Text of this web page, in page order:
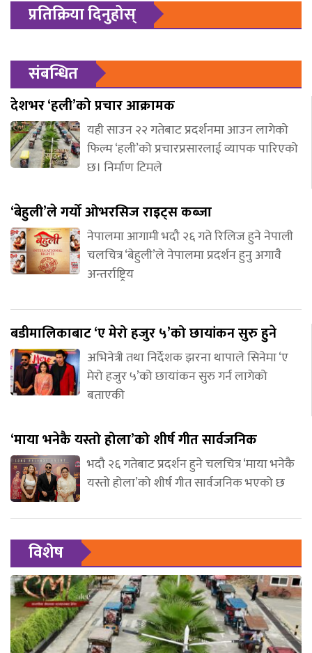
प्रतिक्रिया दिनुहोस्
संबन्धित
देशभर ‘हली’को प्रचार आक्रामक
यही साउन २२ गतेबाट प्रदर्शनमा आउन लागेको
फिल्म ‘हली’को प्रचारप्रसारलाई व्यापक पारिएको
छ। निर्माण टिमले
‘बेहुली’ले गर्यो ओभरसिज राइट्स कब्जा
नेपालमा आगामी भदौ २६ गते रिलिज हुने नेपाली
चलचित्र ‘बेहुली’ले नेपालमा प्रदर्शन हुनु अगावै
अन्तर्राष्ट्रिय
बडीमालिकाबाट ‘ए मेरो हजुर ५’को छायांकन सुरु हुने
अभिनेत्री तथा निर्देशक झरना थापाले सिनेमा ‘ए
मेरो हजुर ५’को छायांकन सुरु गर्न लागेको
बताएकी
‘माया भनेकै यस्तो होला’को शीर्ष गीत सार्वजनिक
भदौ २६ गतेबाट प्रदर्शन हुने चलचित्र ‘माया भनेकै
यस्तो होला’को शीर्ष गीत सार्वजनिक भएको छ
विशेष